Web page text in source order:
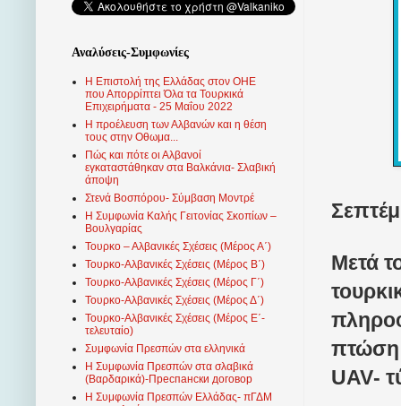
Μετά
πτώση
UAV-
Αναλύσεις-Συμφωνίες
Η Επιστολή της Ελλάδας στον ΟΗΕ
που Απορρίπτει Όλα τα Τουρκικά
Επιχειρήματα - 25 Μαΐου 2022
Η προέλευση των Αλβανών και η θέση
τους στην Οθωμα...
Πώς και πότε οι Αλβανοί
εγκαταστάθηκαν στα Βαλκάνια- Σλαβική
άποψη
Στενά Βοσπόρου- Σύμβαση Μοντρέ
Η Συμφωνία Καλής Γειτονίας Σκοπίων –
Βουλγαρίας
Τουρκο – Αλβανικές Σχέσεις (Mέρος Α΄)
Τουρκο-Αλβανικές Σχέσεις (Μέρος Β΄)
Τουρκο-Αλβανικές Σχέσεις (Μέρος Γ΄)
Τουρκο-Αλβανικές Σχέσεις (Μέρος Δ΄)
Τουρκο-Αλβανικές Σχέσεις (Μέρος Ε΄-
τελευταίο)
Συμφωνία Πρεσπών στα ελληνικά
Η Συμφωνία Πρεσπών στα σλαβικά
(Βαρδαρικά)-Преспански договор
Η Συμφωνία Πρεσπών Ελλάδας- πΓΔΜ